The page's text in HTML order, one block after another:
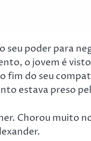
seu poder para
o jovem é
fim do seu
estava preso
Chorou muito